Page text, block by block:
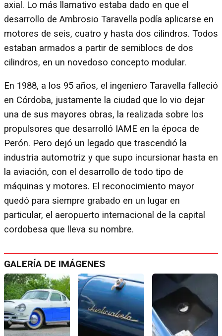
axial. Lo más llamativo estaba dado en que el
desarrollo de Ambrosio Taravella podía aplicarse en
motores de seis, cuatro y hasta dos cilindros. Todos
estaban armados a partir de semiblocs de dos
cilindros, en un novedoso concepto modular.
En 1988, a los 95 años, el ingeniero Taravella falleció
en Córdoba, justamente la ciudad que lo vio dejar
una de sus mayores obras, la realizada sobre los
propulsores que desarrolló IAME en la época de
Perón. Pero dejó un legado que trascendió la
industria automotriz y que supo incursionar hasta en
la aviación, con el desarrollo de todo tipo de
máquinas y motores. El reconocimiento mayor
quedó para siempre grabado en un lugar en
particular, el aeropuerto internacional de la capital
cordobesa que lleva su nombre.
GALERÍA DE IMÁGENES